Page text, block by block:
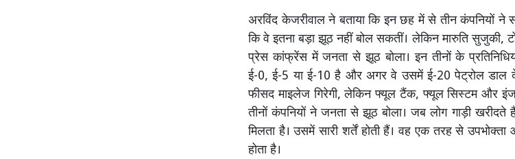
अरविंद केजरीवाल ने बताया कि इन छह में से तीन कंपनियों ने
कि वे इतना बड़ा झूठ नहीं बोल सकतीं। लेकिन मारुति सुजुकी,
प्रेस कांफ्रेंस में जनता से झूठ बोला। इन तीनों के
ई-0, ई-5 या ई-10 है और अगर वे उसमें ई-20 पेट्रोल डाल
फीसद माइलेज गिरेगी, लेकिन फ्यूल टैंक, फ्यूल सिस्टम और
तीनों कंपनियों ने जनता से झूठ बोला। जब लोग गाड़ी
मिलता है। उसमें सारी शर्तें होती हैं। वह एक तरह से
होता है।